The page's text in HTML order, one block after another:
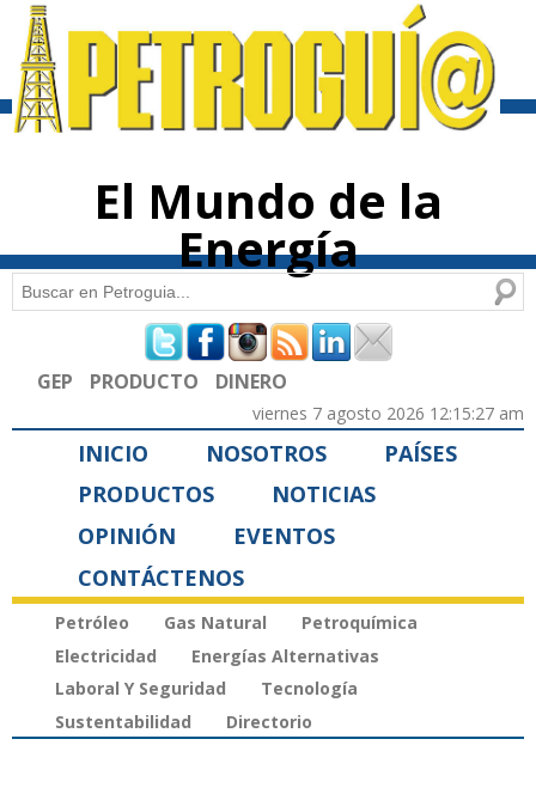
contenido
El Mundo de la
Energía
Formulario de búsqueda
Buscar
GEP PRODUCTO DINERO
viernes 7 agosto 2026 12:15:27 am
INICIO NOSOTROS
PAÍSES
PRODUCTOS
NOTICIAS
OPINIÓN
EVENTOS
CONTÁCTENOS
Petróleo Gas Natural
Petroquímica
Electricidad
Energías Alternativas
Laboral Y Seguridad
Tecnología
Sustentabilidad
Directorio